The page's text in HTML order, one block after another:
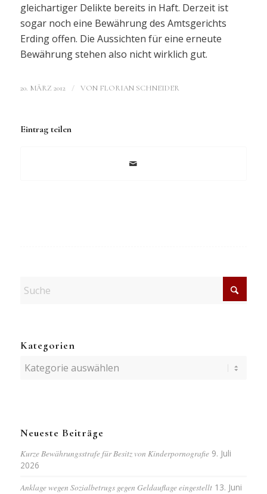
gleichartiger Delikte bereits in Haft. Derzeit ist
sogar noch eine Bewährung des Amtsgerichts
Erding offen. Die Aussichten für eine erneute
Bewährung stehen also nicht wirklich gut.
20. MÄRZ 2012 / VON FLORIAN SCHNEIDER
Eintrag teilen
Kategorien
Kategorien
Neueste Beiträge
Kurze Bewährungsstrafe für Besitz von Kinderpornografie 9. Juli
2026
Anklage wegen Sozialbetrugs gegen Geldauflage eingestellt 13. Juni